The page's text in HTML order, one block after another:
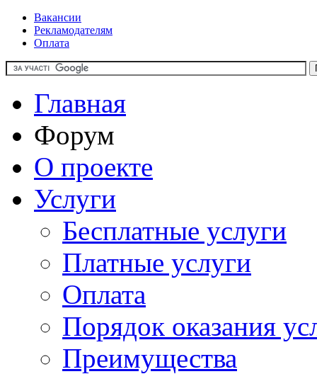
Вакансии
Рекламодателям
Оплата
Главная
Форум
О проекте
Услуги
Бесплатные услуги
Платные услуги
Оплата
Порядок оказания
Преимущества